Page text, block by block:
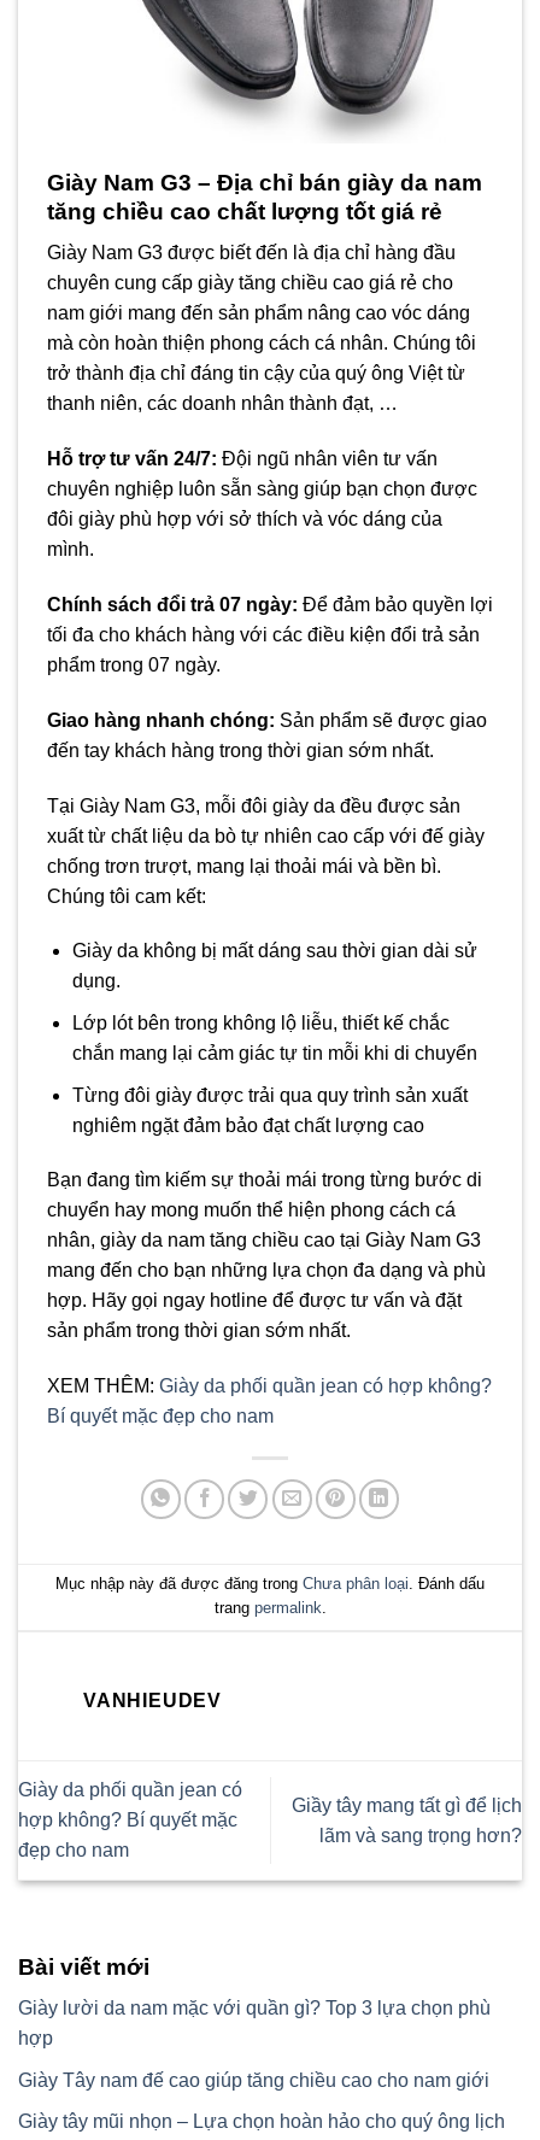
Giày Nam G3 – Địa chỉ bán giày da nam
tăng chiều cao chất lượng tốt giá rẻ
Giày Nam G3 được biết đến là địa chỉ hàng đầu
chuyên cung cấp giày tăng chiều cao giá rẻ cho
nam giới mang đến sản phẩm nâng cao vóc dáng
mà còn hoàn thiện phong cách cá nhân. Chúng tôi
trở thành địa chỉ đáng tin cậy của quý ông Việt từ
thanh niên, các doanh nhân thành đạt, …
Hỗ trợ tư vấn 24/7: Đội ngũ nhân viên tư vấn
chuyên nghiệp luôn sẵn sàng giúp bạn chọn được
đôi giày phù hợp với sở thích và vóc dáng của
mình.
Chính sách đổi trả 07 ngày: Để đảm bảo quyền lợi
tối đa cho khách hàng với các điều kiện đổi trả sản
phẩm trong 07 ngày.
Giao hàng nhanh chóng: Sản phẩm sẽ được giao
đến tay khách hàng trong thời gian sớm nhất.
Tại Giày Nam G3, mỗi đôi giày da đều được sản
xuất từ chất liệu da bò tự nhiên cao cấp với đế giày
chống trơn trượt, mang lại thoải mái và bền bì.
Chúng tôi cam kết:
Giày da không bị mất dáng sau thời gian dài sử
dụng.
Lớp lót bên trong không lộ liễu, thiết kế chắc
chắn mang lại cảm giác tự tin mỗi khi di chuyển
Từng đôi giày được trải qua quy trình sản xuất
nghiêm ngặt đảm bảo đạt chất lượng cao
Bạn đang tìm kiếm sự thoải mái trong từng bước di
chuyển hay mong muốn thể hiện phong cách cá
nhân, giày da nam tăng chiều cao tại Giày Nam G3
mang đến cho bạn những lựa chọn đa dạng và phù
hợp. Hãy gọi ngay hotline để được tư vấn và đặt
sản phẩm trong thời gian sớm nhất.
XEM THÊM: Giày da phối quần jean có hợp không?
Bí quyết mặc đẹp cho nam
Mục nhập này đã được đăng trong Chưa phân loại. Đánh dấu
trang permalink.
VANHIEUDEV
Giày da phối quần jean có
hợp không? Bí quyết mặc
đẹp cho nam
Giầy tây mang tất gì để lịch
lãm và sang trọng hơn?
Bài viết mới
Giày lười da nam mặc với quần gì? Top 3 lựa chọn phù
hợp
Giày Tây nam đế cao giúp tăng chiều cao cho nam giới
Giày tây mũi nhọn – Lựa chọn hoàn hảo cho quý ông lịch